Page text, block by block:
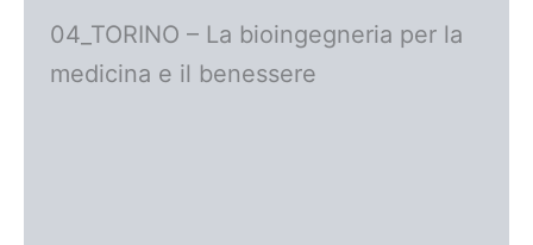
04_TORINO – La bioingegneria per la
medicina e il benessere